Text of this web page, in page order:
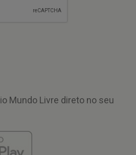
Mundo Livre direto no seu